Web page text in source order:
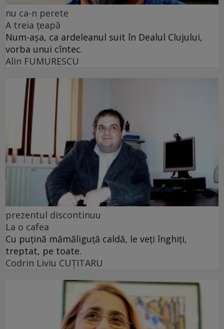
nu ca-n perete
A treia țeapă
Num-așa, ca ardeleanul suit în Dealul Clujului,
vorba unui cîntec.
Alin FUMURESCU
prezentul discontinuu
La o cafea
Cu puţină mămăliguţă caldă, le veţi înghiţi,
treptat, pe toate.
Codrin Liviu CUŢITARU